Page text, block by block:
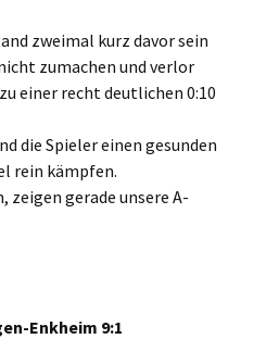
zweimal kurz davor sein
zumachen und verlor
einer recht deutlichen 0:10
die Spieler einen gesunden
rein kämpfen.
gerade unsere A-
Enkheim 9:1